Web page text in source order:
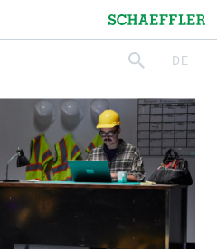
Schaeffler
suchenDE